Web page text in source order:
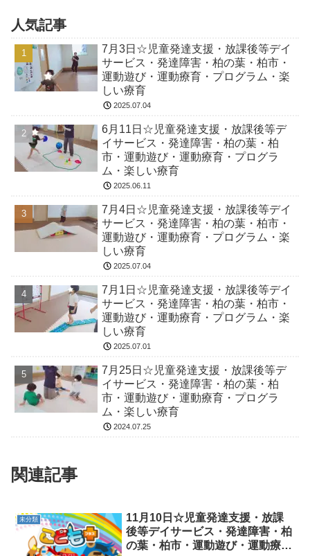
人気記事
7月3日☆児童発達支援・放課後等デイ
サービス・発達障害・柏の葉・柏市・
運動遊び・運動療育・プログラム・楽
しい療育
2025.07.04
6月11日☆児童発達支援・放課後等デ
イサービス・発達障害・柏の葉・柏
市・運動遊び・運動療育・プログラ
ム・楽しい療育
2025.06.11
7月4日☆児童発達支援・放課後等デイ
サービス・発達障害・柏の葉・柏市・
運動遊び・運動療育・プログラム・楽
しい療育
2025.07.04
7月1日☆児童発達支援・放課後等デイ
サービス・発達障害・柏の葉・柏市・
運動遊び・運動療育・プログラム・楽
しい療育
2025.07.01
7月25日☆児童発達支援・放課後等デ
イサービス・発達障害・柏の葉・柏
市・運動遊び・運動療育・プログラ
ム・楽しい療育
2024.07.25
関連記事
未分類
11月10日☆児童発達支援・放課
後等デイサービス・発達障害・柏
の葉・柏市・運動遊び・運動療